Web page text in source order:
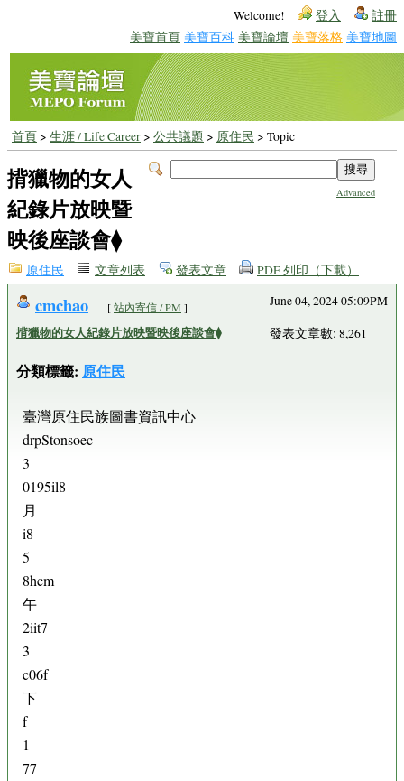
Welcome! 登入 註冊
美寶首頁 美寶百科 美寶論壇 美寶落格 美寶地圖
首頁> 生涯 / Life Career> 公共議題 > 原住民 > Topic
Advanced
揹獵物的女人
紀錄片放映暨
映後座談會⧫
原住民 文章列表 發表文章 PDF 列印（下載）
cmchao [站內寄信 / PM ]
揹獵物的女人紀錄片放映暨映後座談會⧫
分類標籤: 原住民
June 04, 2024 05:09PM
發表文章數: 8,261
臺灣原住民族圖書資訊中心
drpStonsoec
3
0195il8
月
i8
5
8hcm
午
2iit7
3
c06f
下
f
1
77